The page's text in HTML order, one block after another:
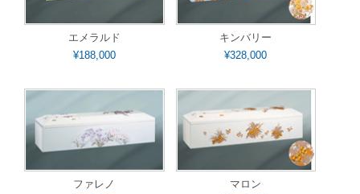
エメラルド
¥188,000
キンバリー
¥328,000
ファレノ
マロン